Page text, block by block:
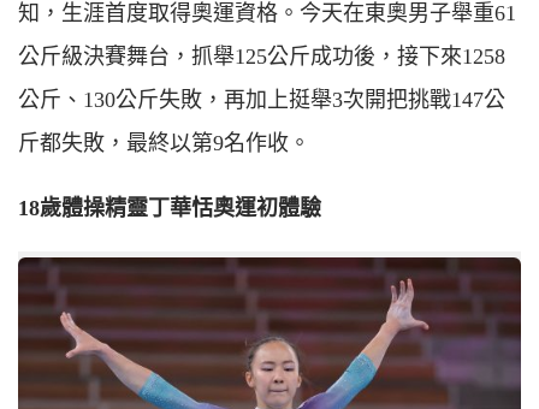
知，生涯首度取得奧運資格。今天在東奧男子舉重61
公斤級決賽舞台，抓舉125公斤成功後，接下來1258
公斤、130公斤失敗，再加上挺舉3次開把挑戰147公
斤都失敗，最終以第9名作收。
18歲體操精靈丁華恬奧運初體驗